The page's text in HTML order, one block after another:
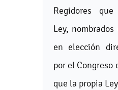
Regidores
Ley,
en elección
por el Congreso
que la propia